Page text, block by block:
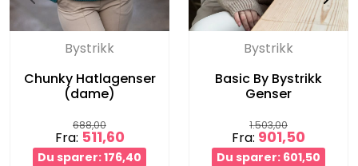
Bystrikk
Chunky Hatlagenser
(dame)
688,00
Fra: 511,60
Du sparer: 176,40
Bystrikk
Basic By Bystrikk
Genser
1.503,00
Fra: 901,50
Du sparer: 601,50